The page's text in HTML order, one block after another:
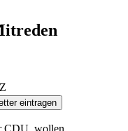
eintragen
CDU, wollen